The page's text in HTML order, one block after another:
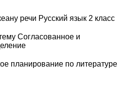
речи Русский язык 2 класс
Согласованное и
планирование по литературе